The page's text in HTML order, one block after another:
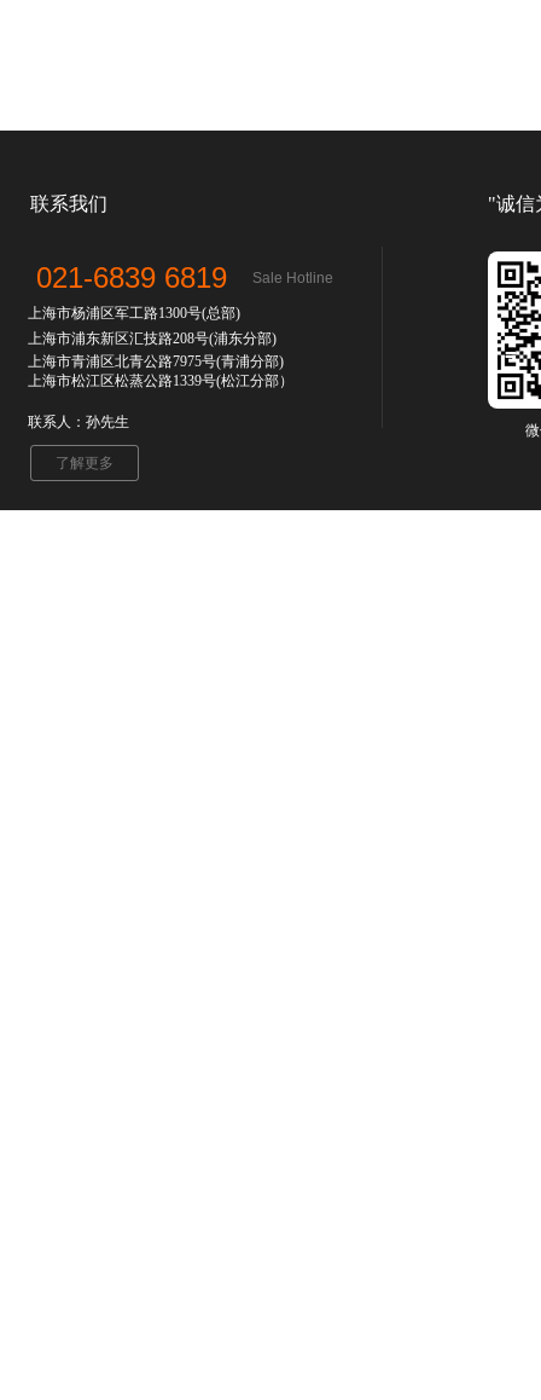
021-6839 6819
上海市杨浦区军工路1300号(总部)
上海市浦东新区汇技路208号(浦东分部)
上海市青浦区北青公路7975号(青浦分部)
上海市松江区松蒸公路1339号(松江分部）
联系人：孙先生
联系我们
Sale Hotline
了解更多
"诚信